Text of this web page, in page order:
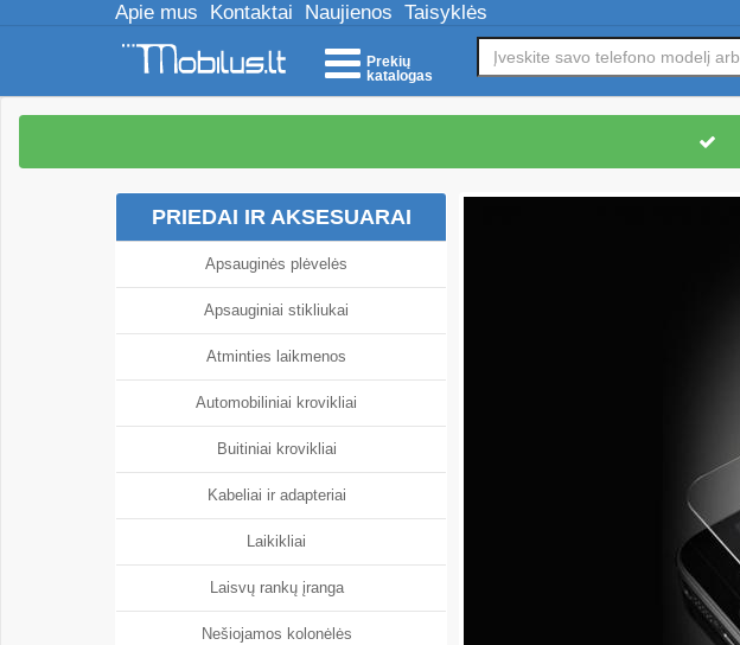
Apie mus Kontaktai Naujienos Taisyklės
Prekių
katalogas
PRIEDAI IR AKSESUARAI
Apsauginės plėvelės
Apsauginiai stikliukai
Atminties laikmenos
Automobiliniai krovikliai
Buitiniai krovikliai
Kabeliai ir adapteriai
Laikikliai
Laisvų rankų įranga
Nešiojamos kolonėlės